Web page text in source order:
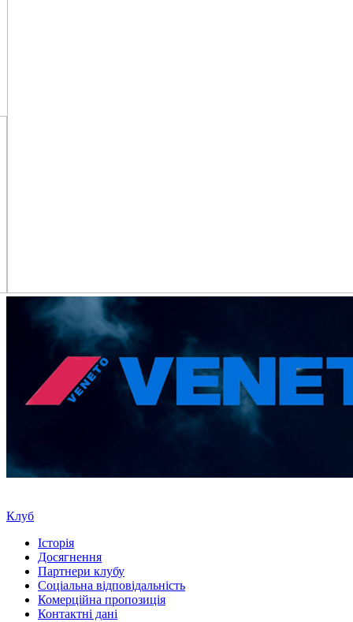
Клуб
Історія
Досягнення
Партнери клубу
Соціальна відповідальність
Комерційна пропозиція
Контактні дані